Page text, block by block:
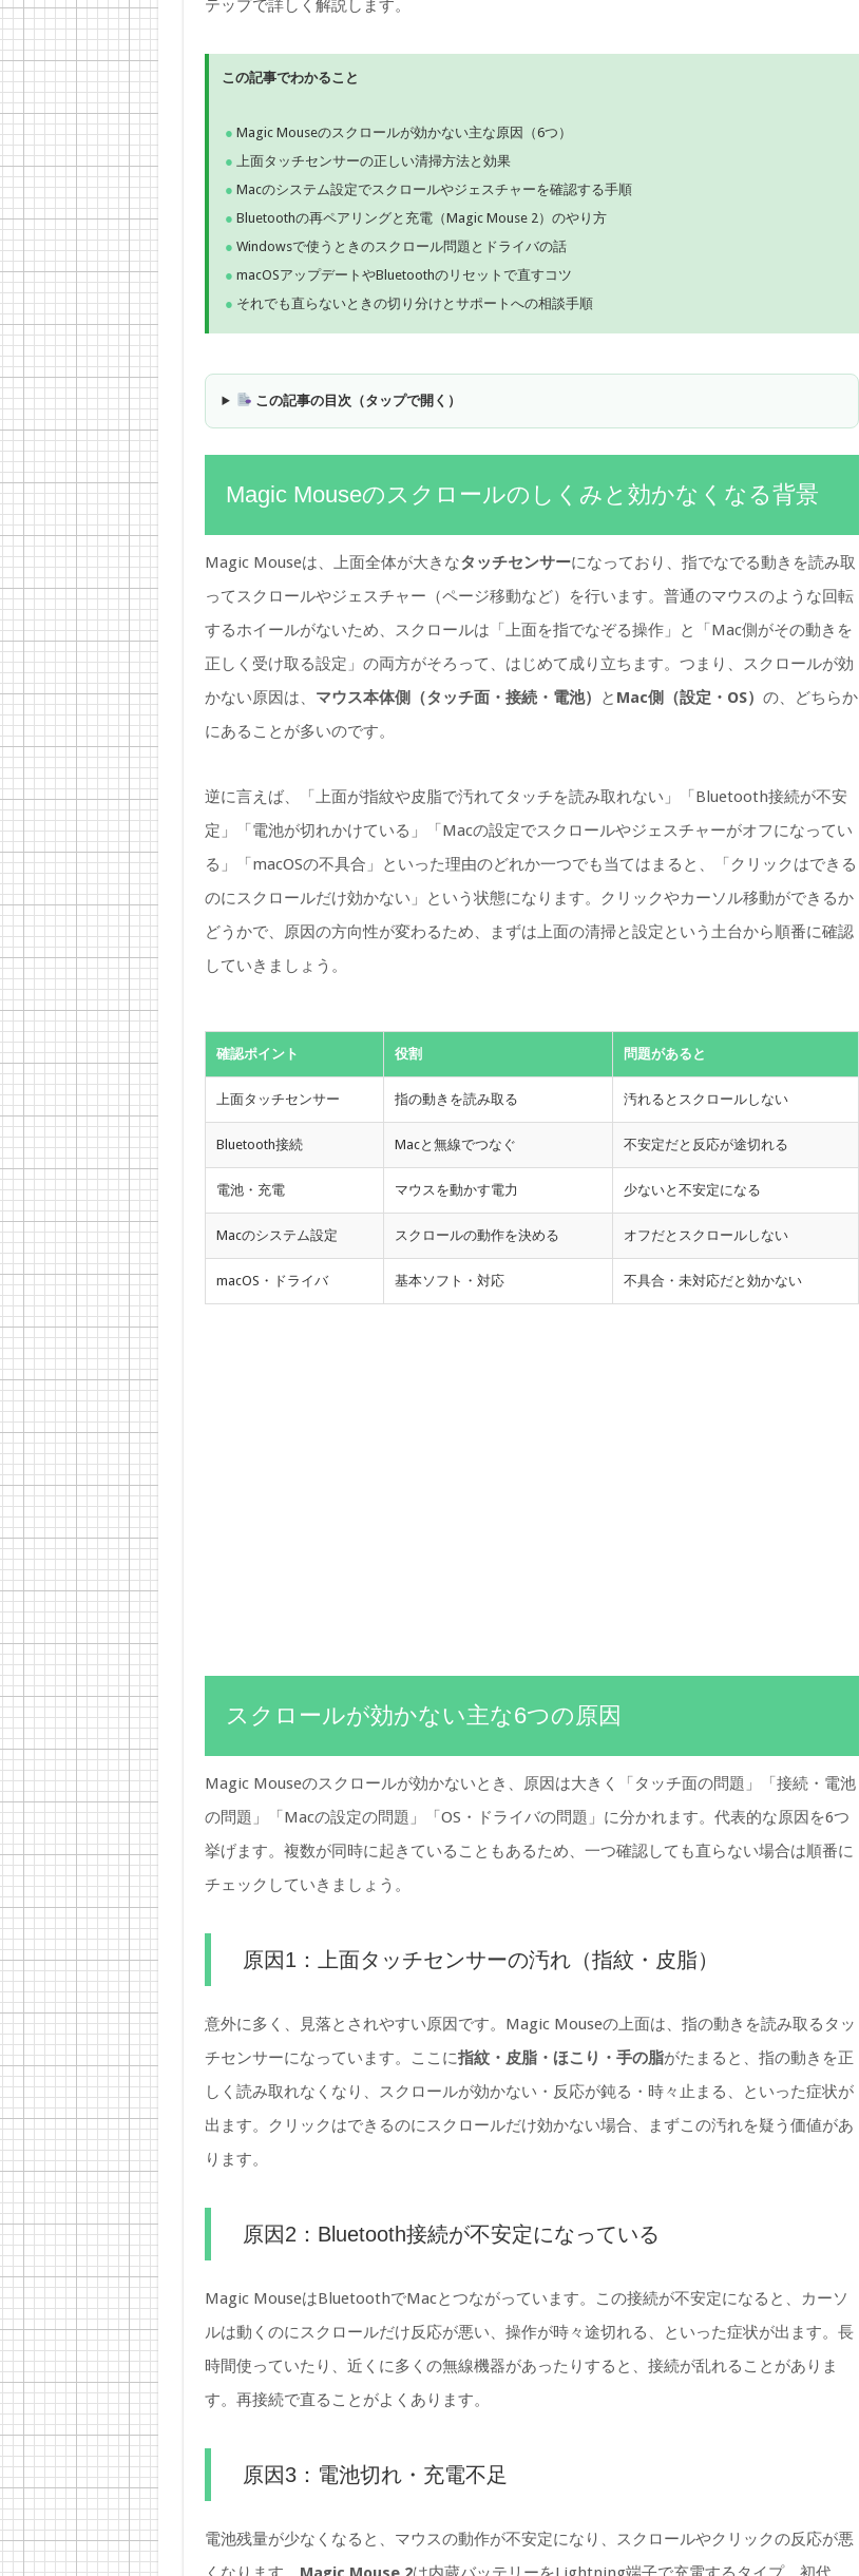
テップで詳しく解説します。
この記事でわかること
Magic Mouseのスクロールが効かない主な原因（6つ）
上面タッチセンサーの正しい清掃方法と効果
Macのシステム設定でスクロールやジェスチャーを確認する手順
Bluetoothの再ペアリングと充電（Magic Mouse 2）のやり方
Windowsで使うときのスクロール問題とドライバの話
macOSアップデートやBluetoothのリセットで直すコツ
それでも直らないときの切り分けとサポートへの相談手順
この記事の目次（タップで開く）
Magic Mouseのスクロールのしくみと効かなくなる背景
Magic Mouseは、上面全体が大きなタッチセンサーになっており、指でなでる動きを読み取
ってスクロールやジェスチャー（ページ移動など）を行います。普通のマウスのような回転
するホイールがないため、スクロールは「上面を指でなぞる操作」と「Mac側がその動きを
正しく受け取る設定」の両方がそろって、はじめて成り立ちます。つまり、スクロールが効
かない原因は、 マウス本体側（タッチ面・接続・電池） と Mac側（設定・OS） の、どちらか
にあることが多いのです。
逆に言えば、「上面が指紋や皮脂で汚れてタッチを読み取れない」「Bluetooth接続が不安
定」「電池が切れかけている」「Macの設定でスクロールやジェスチャーがオフになってい
る」「macOSの不具合」といった理由のどれか一つでも当てはまると、「クリックはできる
のにスクロールだけ効かない」という状態になります。クリックやカーソル移動ができるか
どうかで、原因の方向性が変わるため、まずは上面の清掃と設定という土台から順番に確認
していきましょう。
確認ポイント 役割 問題があると
上面タッチセンサー 指の動きを読み取る 汚れるとスクロールしない
Bluetooth接続 Macと無線でつなぐ 不安定だと反応が途切れる
電池・充電 マウスを動かす電力 少ないと不安定になる
Macのシステム設定 スクロールの動作を決める オフだとスクロールしない
macOS・ドライバ 基本ソフト・対応 不具合・未対応だと効かない
スクロールが効かない主な6つの原因
Magic Mouseのスクロールが効かないとき、原因は大きく「タッチ面の問題」「接続・電池
の問題」「Macの設定の問題」「OS・ドライバの問題」に分かれます。代表的な原因を6つ
挙げます。複数が同時に起きていることもあるため、一つ確認しても直らない場合は順番に
チェックしていきましょう。
原因1：上面タッチセンサーの汚れ（指紋・皮脂）
意外に多く、見落とされやすい原因です。Magic Mouseの上面は、指の動きを読み取るタッ
チセンサーになっています。ここに指紋・皮脂・ほこり・手の脂がたまると、指の動きを正
しく読み取れなくなり、スクロールが効かない・反応が鈍る・時々止まる、といった症状が
出ます。クリックはできるのにスクロールだけ効かない場合、まずこの汚れを疑う価値があ
ります。
原因2：Bluetooth接続が不安定になっている
Magic MouseはBluetoothでMacとつながっています。この接続が不安定になると、カーソ
ルは動くのにスクロールだけ反応が悪い、操作が時々途切れる、といった症状が出ます。長
時間使っていたり、近くに多くの無線機器があったりすると、接続が乱れることがありま
す。再接続で直ることがよくあります。
原因3：電池切れ・充電不足
電池残量が少なくなると、マウスの動作が不安定になり、スクロールやクリックの反応が悪